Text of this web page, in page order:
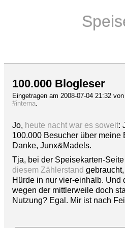
100.000 Blogleser
Eingetragen am 2008-07-04 21:32 von
#interna.
Jo, heute nacht war es soweit:
100.000 Besucher über meine
Danke, Junx&Madels.
Tja, bei der Speisekarten-
diesem Zählerstand
Hürde in nur vier-einhalb. Und
wegen der mittlerweile doch
Nutzung? Egal. Mir ist nach